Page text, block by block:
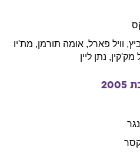
, וויל פארל, אומה תורמן, מת'יו
מק'קין, נתן ליין
2005